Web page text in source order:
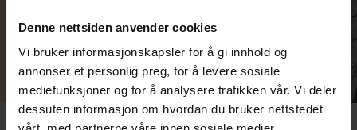
Denne nettsiden anvender cookies
Vi bruker informasjonskapsler for å gi innhold og
annonser et personlig preg, for å levere sosiale
mediefunksjoner og for å analysere trafikken vår. Vi deler
dessuten informasjon om hvordan du bruker nettstedet